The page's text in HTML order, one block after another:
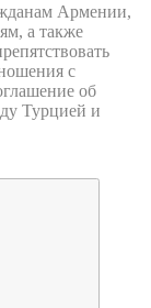
Армении,
а также
с
об
Турцией и